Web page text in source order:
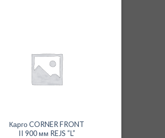
Карго CORNER FRONT
II 900 мм REJS “L”